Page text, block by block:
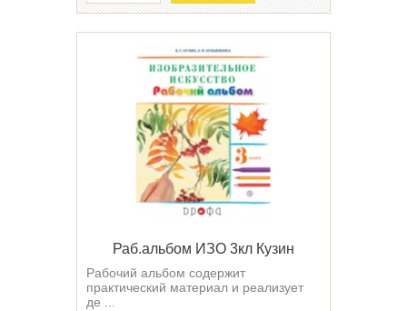
Раб.альбом ИЗО 3кл Кузин
Рабочий альбом содержит
практический материал и реализует
де ...